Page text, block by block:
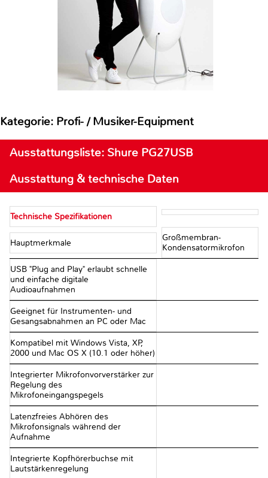
Kategorie: Profi- / Musiker-Equipment
Ausstattungsliste: Shure PG27USB
Ausstattung & technische Daten
Technische Spezifikationen
Hauptmerkmale
Großmembran-
Kondensatormikrofon
USB "Plug and Play" erlaubt schnelle
und einfache digitale
Audioaufnahmen
Geeignet für Instrumenten- und
Gesangsabnahmen an PC oder Mac
Kompatibel mit Windows Vista, XP,
2000 und Mac OS X (10.1 oder höher)
Integrierter Mikrofonvorverstärker zur
Regelung des
Mikrofoneingangspegels
Latenzfreies Abhören des
Mikrofonsignals während der
Aufnahme
Integrierte Kopfhörerbuchse mit
Lautstärkenregelung